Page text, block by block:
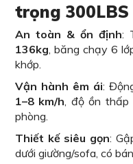
trọng 300LBS
An toàn & ổn định:
136kg , băng chạy 6
khớp.
Vận hành êm ái:
1–8 km/h , độ ồn thấp
phòng.
Thiết kế siêu gọn:
dưới giường/sofa, có